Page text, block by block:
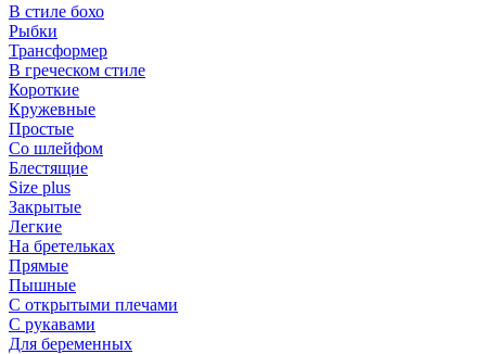
В стиле бохо
Рыбки
Трансформер
В греческом стиле
Короткие
Кружевные
Простые
Со шлейфом
Блестящие
Size plus
Закрытые
Легкие
На бретельках
Прямые
Пышные
С открытыми плечами
С рукавами
Для беременных